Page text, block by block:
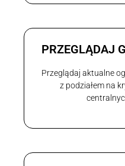
PRZEGLĄDAJ
Przeglądaj aktualne
z podziałem na